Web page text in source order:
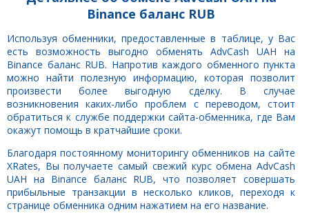
Binance баланс RUB
Используя обменники, предоставленные в таблице, у Вас
есть возможность выгодно обменять AdvCash UAH на
Binance баланс RUB. Напротив каждого обменного пункта
можно найти полезную информацию, которая позволит
произвести более выгодную сделку. В случае
возникновения каких-либо проблем с переводом, стоит
обратиться к службе поддержки сайта-обменника, где Вам
окажут помощь в кратчайшие сроки.
Благодаря постоянному мониторингу обменников на сайте
XRates, Вы получаете самый свежий курс обмена AdvCash
UAH на Binance баланс RUB, что позволяет совершать
прибыльные транзакции в несколько кликов, переходя к
странице обменника одним нажатием на его название.